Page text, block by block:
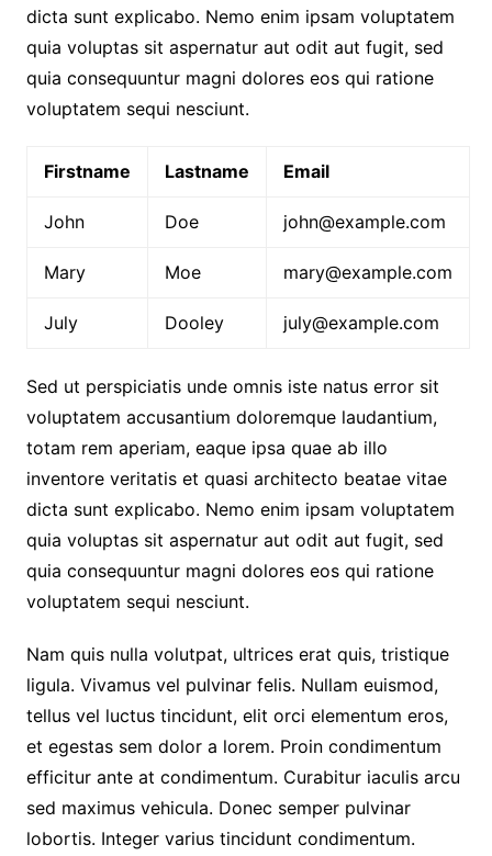
dicta sunt explicabo. Nemo enim ipsam voluptatem
quia voluptas sit aspernatur aut odit aut fugit, sed
quia consequuntur magni dolores eos qui ratione
voluptatem sequi nesciunt.
Firstname Lastname Email
John Doe john@example.com
Mary Moe mary@example.com
July Dooley july@example.com
Sed ut perspiciatis unde omnis iste natus error sit
voluptatem accusantium doloremque laudantium,
totam rem aperiam, eaque ipsa quae ab illo
inventore veritatis et quasi architecto beatae vitae
dicta sunt explicabo. Nemo enim ipsam voluptatem
quia voluptas sit aspernatur aut odit aut fugit, sed
quia consequuntur magni dolores eos qui ratione
voluptatem sequi nesciunt.
Nam quis nulla volutpat, ultrices erat quis, tristique
ligula. Vivamus vel pulvinar felis. Nullam euismod,
tellus vel luctus tincidunt, elit orci elementum eros,
et egestas sem dolor a lorem. Proin condimentum
efficitur ante at condimentum. Curabitur iaculis arcu
sed maximus vehicula. Donec semper pulvinar
lobortis. Integer varius tincidunt condimentum.